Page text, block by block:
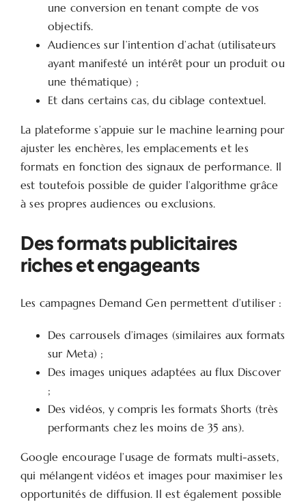
une conversion en tenant compte de vos
objectifs.
Audiences sur l’intention d’achat (utilisateurs
ayant manifesté un intérêt pour un produit ou
une thématique) ;
Et dans certains cas, du ciblage contextuel.
La plateforme s’appuie sur le machine learning pour
ajuster les enchères, les emplacements et les
formats en fonction des signaux de performance. Il
est toutefois possible de guider l’algorithme grâce
à ses propres audiences ou exclusions.
Des formats publicitaires
riches et engageants
Les campagnes Demand Gen permettent d’utiliser :
Des carrousels d’images (similaires aux formats
sur Meta) ;
Des images uniques adaptées au flux Discover
;
Des vidéos, y compris les formats Shorts (très
performants chez les moins de 35 ans).
Google encourage l’usage de formats multi-assets,
qui mélangent vidéos et images pour maximiser les
opportunités de diffusion. Il est également possible